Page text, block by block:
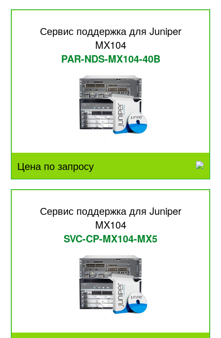
Сервис поддержка для Juniper
MX104
PAR-NDS-MX104-40B
Цена по запросу
Сервис поддержка для Juniper
MX104
SVC-CP-MX104-MX5